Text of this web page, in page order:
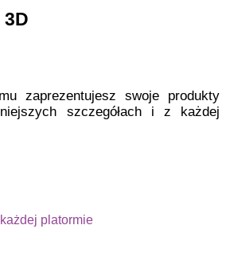
3D
zaprezentujesz swoje produkty
szczegółach i z każdej
platormie